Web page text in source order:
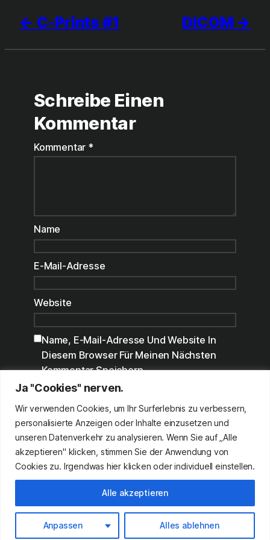
Ja "Cookies" nerven.
Wir verwenden Cookies, um Ihr Surferlebnis zu verbessern,
personalisierte Anzeigen oder Inhalte einzusetzen und
unseren Datenverkehr zu analysieren. Wenn Sie auf „Alle
akzeptieren" klicken, stimmen Sie der Anwendung von
Cookies zu. Irgendwas hier klicken oder individuell einstellen.
Anpassen Alles ablehnen
Alle akzeptieren
C-Prints #1 DICOM
Schreibe Einen
Kommentar
Kommentar *
Name
E-Mail-Adresse
Website
Name, E-Mail-Adresse Und Website In
Diesem Browser Für Meinen Nächsten
Kommentar Speichern.
Benachrichtige Mich Über Nachfolgende
Kommentare Via E-Mail.
Benachrichtige Mich Über Neue Beiträge
Via E-Mail.
studiocaohom /gottfried binder©now